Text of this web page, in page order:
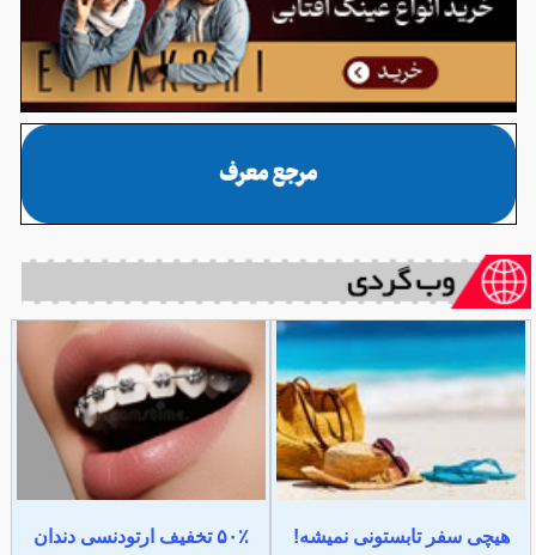
هیچی سفر تابستونی نمیشه!
۵۰٪ تخفیف ارتودنسی دندان